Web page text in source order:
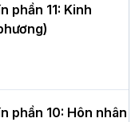
phần 11: Kinh
phần 10: Hôn nhân